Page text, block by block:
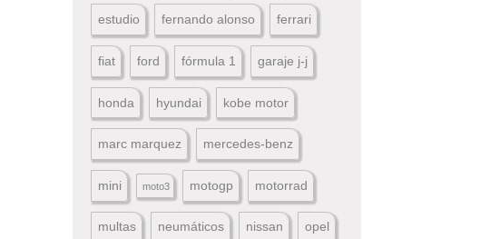
estudio fernando alonso ferrari
fiat ford fórmula 1 garaje j-j
honda hyundai kobe motor
marc marquez mercedes-benz
mini moto3 motogp motorrad
multas neumáticos nissan opel